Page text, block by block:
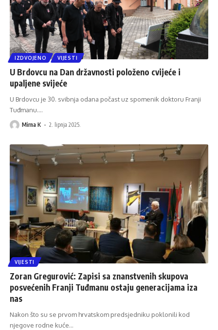
IZDVOJENO VIJESTI
U Brdovcu na Dan državnosti položeno cvijeće i
upaljene svijeće
U Brdovcu je 30. svibnja odana počast uz spomenik doktoru Franji
Tuđmanu.…
Mirna K 2. lipnja 2025.
VIJESTI
Zoran Gregurović: Zapisi sa znanstvenih skupova
posvećenih Franji Tuđmanu ostaju generacijama iza
nas
Nakon što su se prvom hrvatskom predsjedniku poklonili kod
njegove rodne kuće…